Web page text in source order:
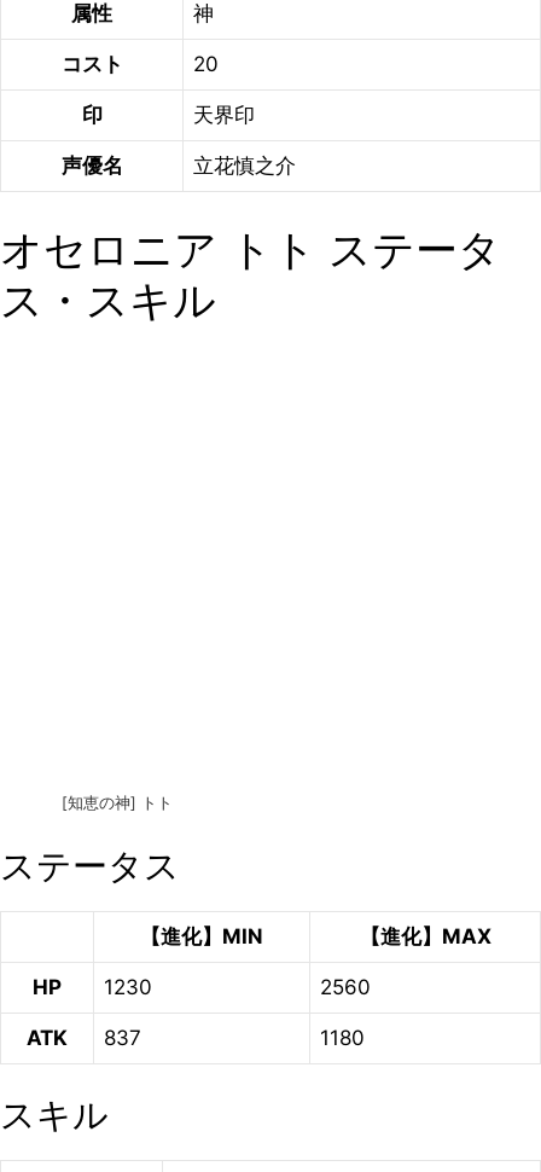
属性 神
コスト 20
印 天界印
声優名 立花慎之介
オセロニア トト ステータ
ス・スキル
[知恵の神] トト
ステータス
【進化】MIN 【進化】MAX
HP 1230 2560
ATK 837 1180
スキル